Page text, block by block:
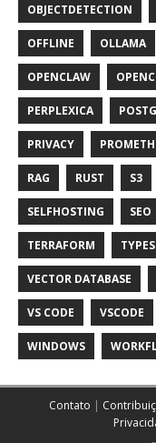
OBJECTDETECTION
OFFLINE OLLAMA
OPENCLAW
PERPLEXICA
PRIVACY
RAG RUST S3
SELFHOSTING SEO
TERRAFORM
VECTOR DATABASE
VS CODE VSCODE
WINDOWS
Contato |